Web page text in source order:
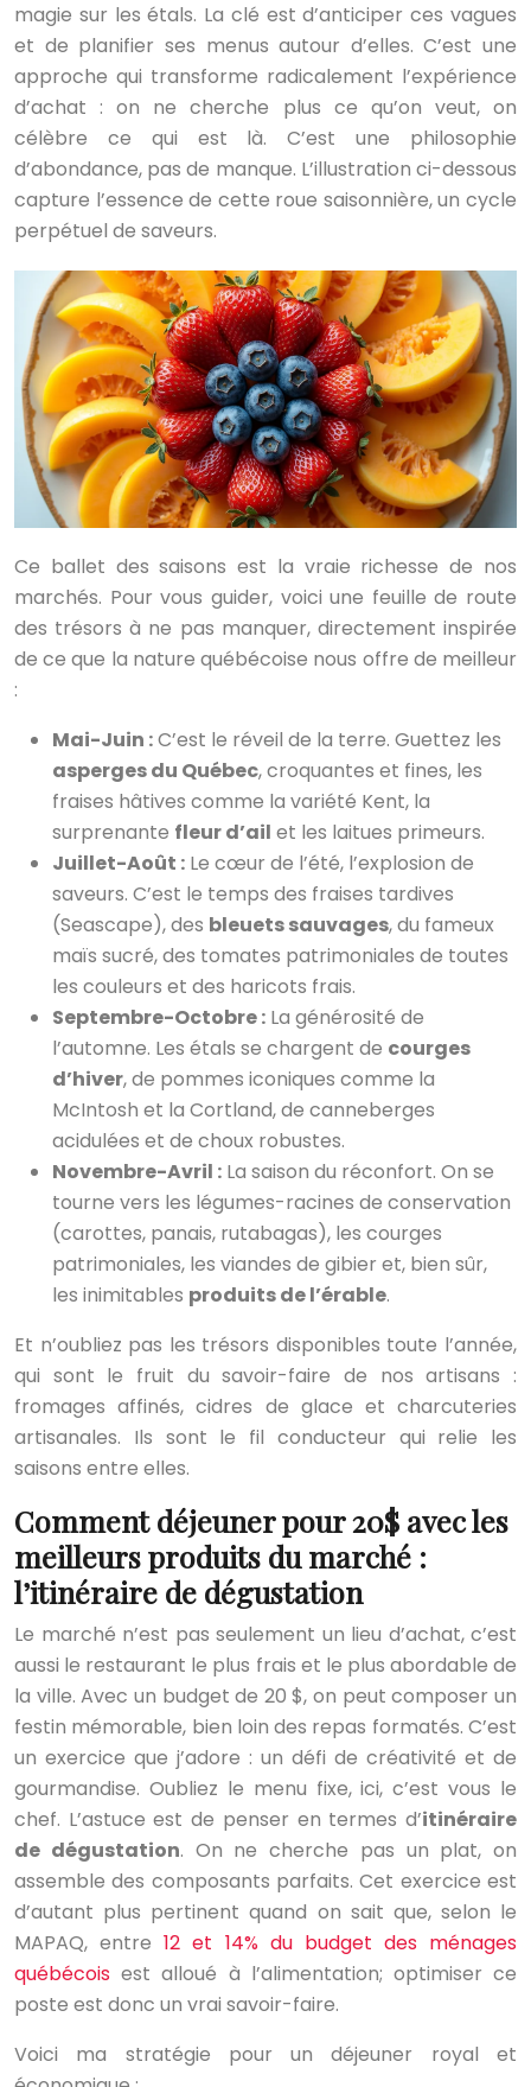
magie sur les étals. La clé est d’anticiper ces vagues
et de planifier ses menus autour d’elles. C’est une
approche qui transforme radicalement l’expérience
d’achat : on ne cherche plus ce qu’on veut, on
célèbre ce qui est là. C’est une philosophie
d’abondance, pas de manque. L’illustration ci-dessous
capture l’essence de cette roue saisonnière, un cycle
perpétuel de saveurs.
Ce ballet des saisons est la vraie richesse de nos
marchés. Pour vous guider, voici une feuille de route
des trésors à ne pas manquer, directement inspirée
de ce que la nature québécoise nous offre de meilleur
:
Mai-Juin :C’est le réveil de la terre. Guettez les
asperges du Québec, croquantes et fines, les
fraises hâtives comme la variété Kent, la
surprenante fleur d’ail et les laitues primeurs.
Juillet-Août : Le cœur de l’été, l’explosion de
saveurs. C’est le temps des fraises tardives
(Seascape), des bleuets sauvages, du fameux
maïs sucré, des tomates patrimoniales de toutes
les couleurs et des haricots frais.
Septembre-Octobre : La générosité de
l’automne. Les étals se chargent de courges
d’hiver, de pommes iconiques comme la
McIntosh et la Cortland, de canneberges
acidulées et de choux robustes.
Novembre-Avril : La saison du réconfort. On se
tourne vers les légumes-racines de conservation
(carottes, panais, rutabagas), les courges
patrimoniales, les viandes de gibier et, bien sûr,
les inimitables produits de l’érable.
Et n’oubliez pas les trésors disponibles toute l’année,
qui sont le fruit du savoir-faire de nos artisans :
fromages affinés, cidres de glace et charcuteries
artisanales. Ils sont le fil conducteur qui relie les
saisons entre elles.
Comment déjeuner pour 20$ avec les
meilleurs produits du marché :
l’itinéraire de dégustation
Le marché n’est pas seulement un lieu d’achat, c’est
aussi le restaurant le plus frais et le plus abordable de
la ville. Avec un budget de 20 $, on peut composer un
festin mémorable, bien loin des repas formatés. C’est
un exercice que j’adore : un défi de créativité et de
gourmandise. Oubliez le menu fixe, ici, c’est vous le
chef. L’astuce est de penser en termes d’itinéraire
de dégustation. On ne cherche pas un plat, on
assemble des composants parfaits. Cet exercice est
d’autant plus pertinent quand on sait que, selon le
MAPAQ, entre12 et 14% du budget des ménages
québécois est alloué à l’alimentation; optimiser ce
poste est donc un vrai savoir-faire.
Voici ma stratégie pour un déjeuner royal et